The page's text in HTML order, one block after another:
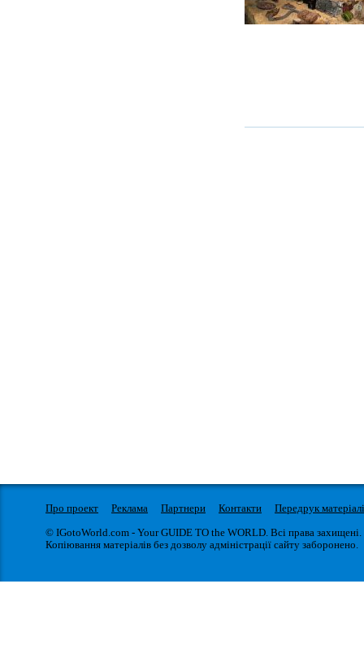
Про проект Реклама Партнери Контакти
Передрук
© IGotoWorld.com - Your GUIDE TO the WORLD. Всі права захищені.
Копіювання матеріалів без дозволу адміністрації сайту заборонено.